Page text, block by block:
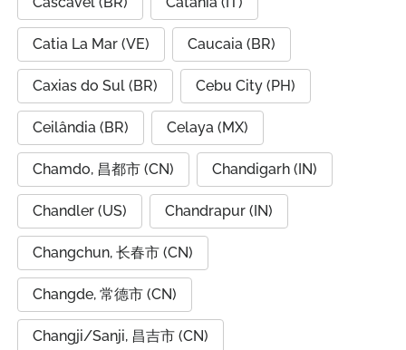
Catia La Mar (VE) Caucaia (BR)
Caxias do Sul (BR) Cebu City (PH)
Ceilândia (BR) Celaya (MX)
Chamdo, 昌都市 (CN) Chandigarh (IN)
Chandler (US) Chandrapur (IN)
Changchun, 长春市 (CN)
Changde, 常德市 (CN)
Changji/Sanji, 昌吉市 (CN)